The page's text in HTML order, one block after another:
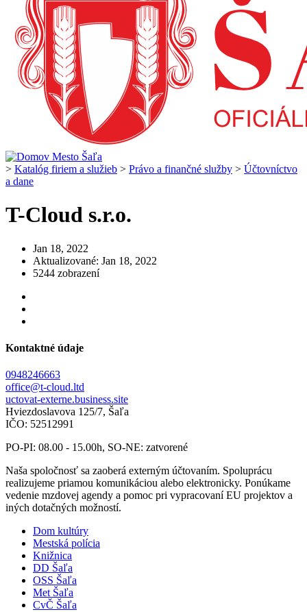
> Katalóg firiem a služieb > Právo a finančné služby > Účtovníctvo
a dane
T-Cloud s.r.o.
Jan 18, 2022
Aktualizované: Jan 18, 2022
5244 zobrazení
Kontaktné údaje
0948246663
office@t-cloud.ltd
uctovat-externe.business.site
Hviezdoslavova 125/7, Šaľa
IČO: 52512991
PO-PI: 08.00 - 15.00h, SO-NE: zatvorené
Naša spoločnosť sa zaoberá externým účtovaním. Spoluprácu
realizujeme priamou komunikáciou alebo elektronicky. Ponúkame
vedenie mzdovej agendy a pomoc pri vypracovaní EU projektov a
iných dotačných možností.
Dom kultúry
Mestská polícia
Knižnica
DD Šaľa
OSS Šaľa
Met Šaľa
CvČ Šaľa